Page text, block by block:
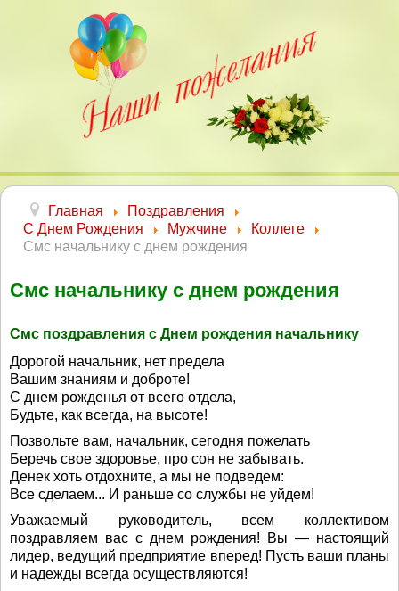
Главная
Поздравления
С Днем Рождения
Мужчине
Коллеге
Смс начальнику с днем рождения
Смс начальнику с днем рождения
Смс поздравления с Днем рождения начальнику
Дорогой начальник, нет предела
Вашим знаниям и доброте!
С днем рожденья от всего отдела,
Будьте, как всегда, на высоте!
Позвольте вам, начальник, сегодня пожелать
Беречь свое здоровье, про сон не забывать.
Денек хоть отдохните, а мы не подведем:
Все сделаем... И раньше со службы не уйдем!
Уважаемый руководитель, всем коллективом
поздравляем вас с днем рождения! Вы — настоящий
лидер, ведущий предприятие вперед! Пусть ваши планы
и надежды всегда осуществляются!